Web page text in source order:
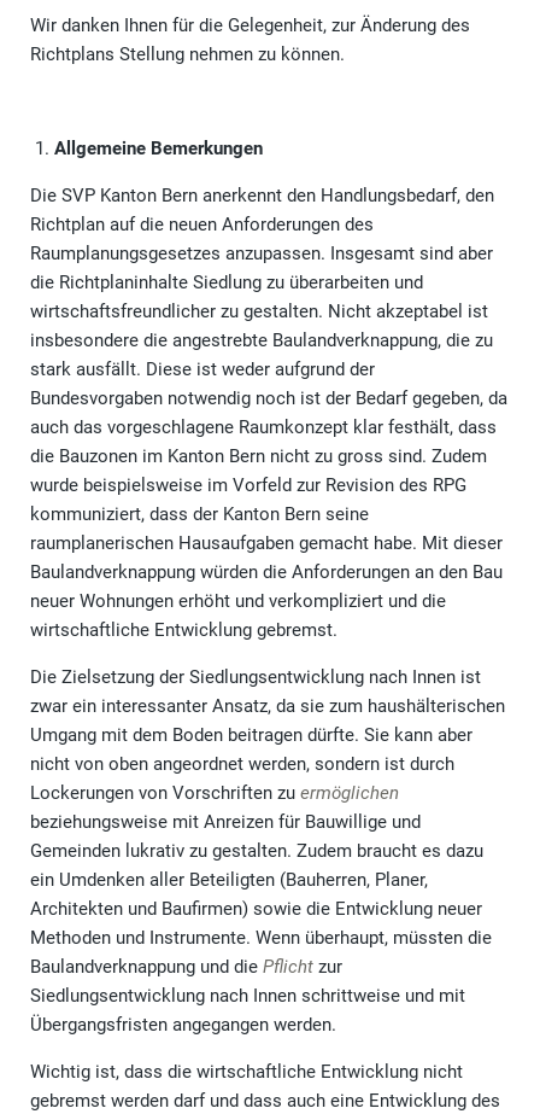
Wir danken Ihnen für die Gelegenheit, zur Änderung des
Richtplans Stellung nehmen zu können.
Allgemeine Bemerkungen
Die SVP Kanton Bern anerkennt den Handlungsbedarf, den
Richtplan auf die neuen Anforderungen des
Raumplanungsgesetzes anzupassen. Insgesamt sind aber
die Richtplaninhalte Siedlung zu überarbeiten und
wirtschaftsfreundlicher zu gestalten. Nicht akzeptabel ist
insbesondere die angestrebte Baulandverknappung, die zu
stark ausfällt. Diese ist weder aufgrund der
Bundesvorgaben notwendig noch ist der Bedarf gegeben, da
auch das vorgeschlagene Raumkonzept klar festhält, dass
die Bauzonen im Kanton Bern nicht zu gross sind. Zudem
wurde beispielsweise im Vorfeld zur Revision des RPG
kommuniziert, dass der Kanton Bern seine
raumplanerischen Hausaufgaben gemacht habe. Mit dieser
Baulandverknappung würden die Anforderungen an den Bau
neuer Wohnungen erhöht und verkompliziert und die
wirtschaftliche Entwicklung gebremst.
Die Zielsetzung der Siedlungsentwicklung nach Innen ist
zwar ein interessanter Ansatz, da sie zum haushälterischen
Umgang mit dem Boden beitragen dürfte. Sie kann aber
nicht von oben angeordnet werden, sondern ist durch
Lockerungen von Vorschriften zu ermöglichen
beziehungsweise mit Anreizen für Bauwillige und
Gemeinden lukrativ zu gestalten. Zudem braucht es dazu
ein Umdenken aller Beteiligten (Bauherren, Planer,
Architekten und Baufirmen) sowie die Entwicklung neuer
Methoden und Instrumente. Wenn überhaupt, müssten die
Baulandverknappung und die Pflicht zur
Siedlungsentwicklung nach Innen schrittweise und mit
Übergangsfristen angegangen werden.
Wichtig ist, dass die wirtschaftliche Entwicklung nicht
gebremst werden darf und dass auch eine Entwicklung des